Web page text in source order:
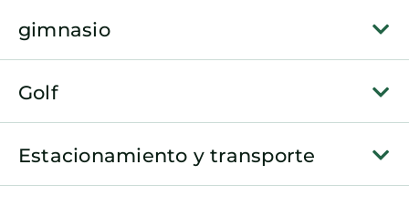
gimnasio
Golf
Estacionamiento y transporte